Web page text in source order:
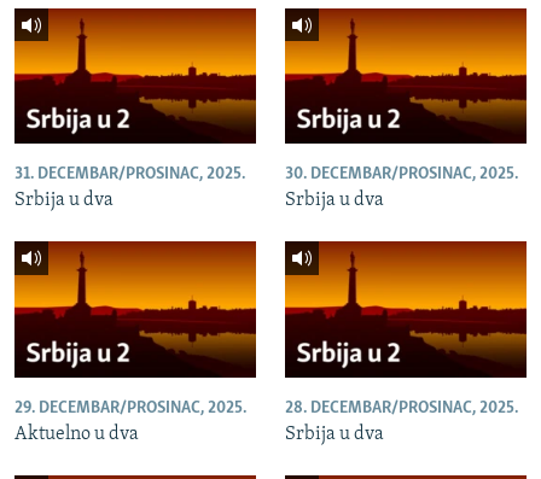
31. DECEMBAR/PROSINAC, 2025.
Srbija u dva
30. DECEMBAR/PROSINAC, 2025.
Srbija u dva
29. DECEMBAR/PROSINAC, 2025.
Aktuelno u dva
28. DECEMBAR/PROSINAC, 2025.
Srbija u dva